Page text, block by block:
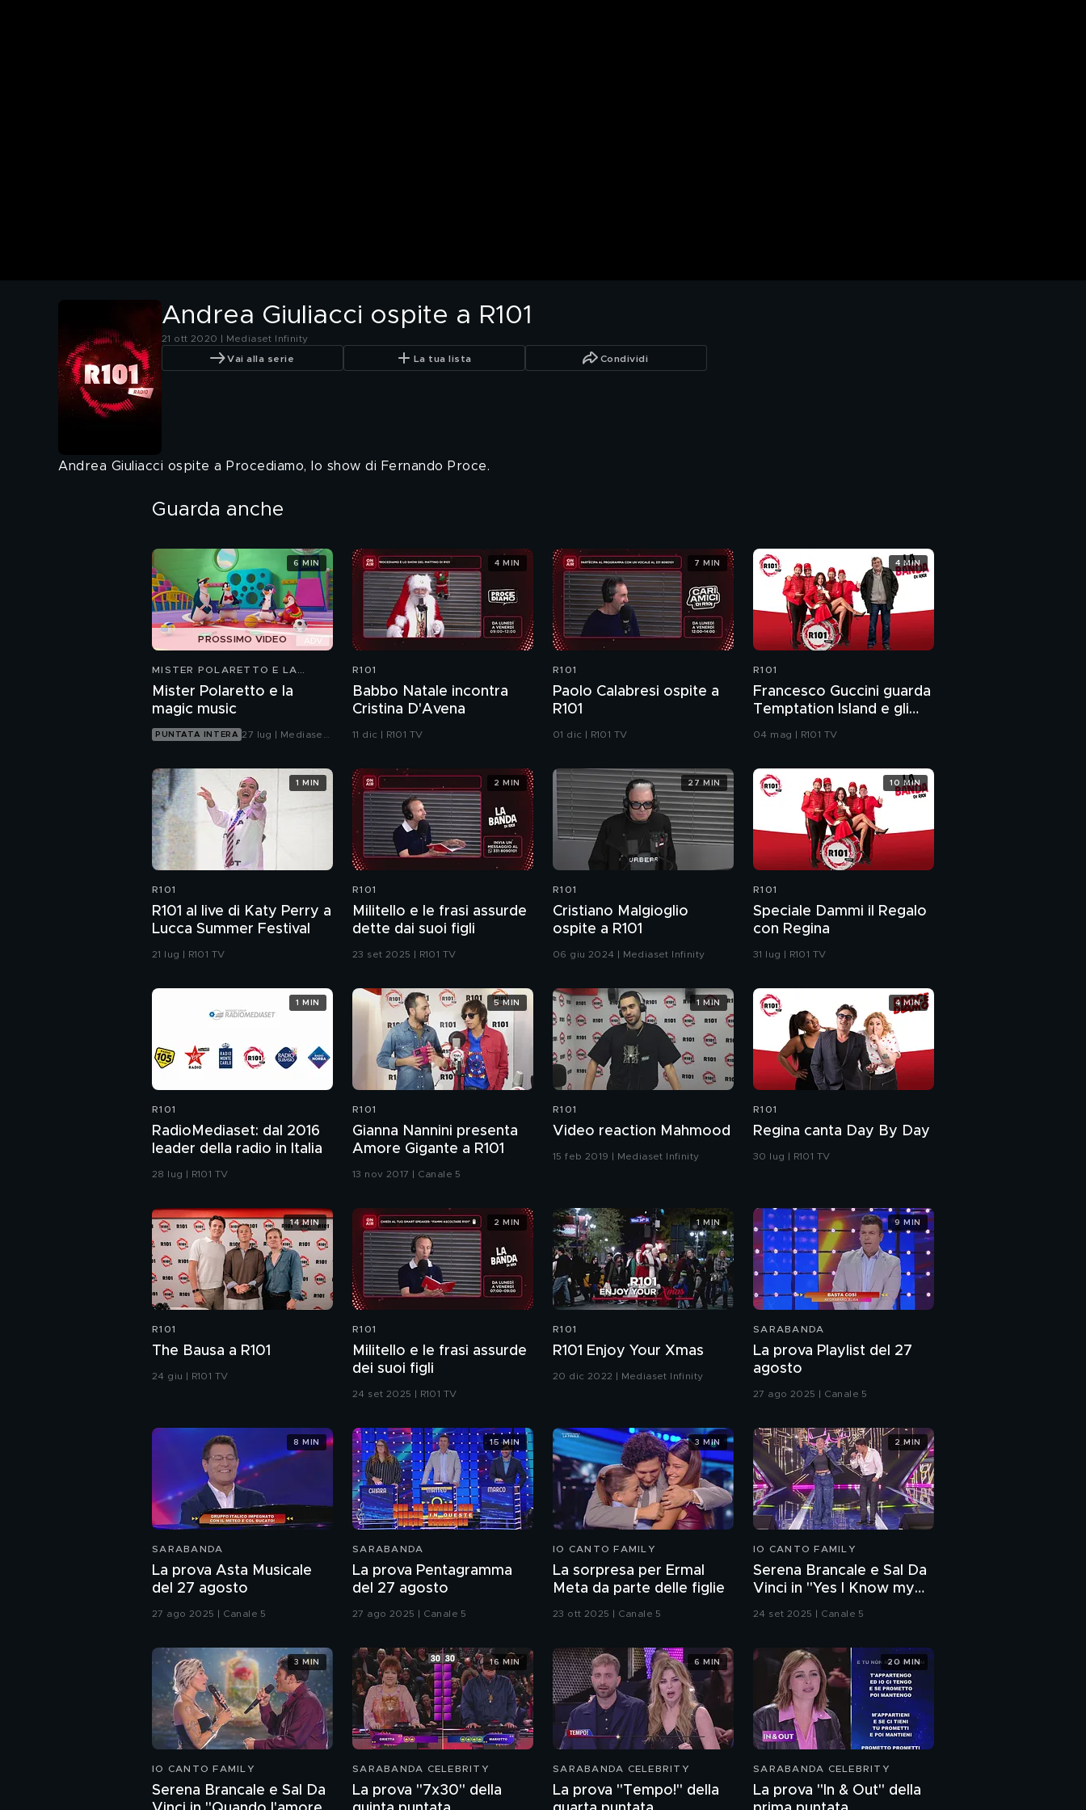
Andrea Giuliacci ospite a R101
21 ott 2020 | Mediaset Infinity
Vai alla serie La tua lista Condividi
Andrea Giuliacci ospite a Procediamo, lo show di Fernando Proce.
Guarda anche
PROSSIMO VIDEO
MISTER POLARETTO E LA
Mister Polaretto e la
magic music
PUNTATA INTERA 27 lug | Mediaset
6 MIN
R101
Babbo Natale incontra
Cristina D'Avena
11 dic | R101 TV
4 MIN
R101
Paolo Calabresi ospite a
R101
01 dic | R101 TV
7 MIN
R101
Francesco Guccini guarda
Temptation Island e gli
dedica una canzone
04 mag | R101 TV
4 MIN
R101
R101 al live di Katy Perry a
Lucca Summer Festival
21 lug | R101 TV
1 MIN
R101
Militello e le frasi assurde
dette dai suoi figli
23 set 2025 | R101 TV
2 MIN
R101
Cristiano Malgioglio
ospite a R101
06 giu 2024 | Mediaset Infinity
27 MIN
R101
Speciale Dammi il Regalo
con Regina
31 lug | R101 TV
10 MIN
R101
RadioMediaset: dal 2016
leader della radio in Italia
28 lug | R101 TV
1 MIN
R101
Gianna Nannini presenta
Amore Gigante a R101
13 nov 2017 | Canale 5
5 MIN
R101
Video reaction Mahmood
15 feb 2019 | Mediaset Infinity
1 MIN
R101
Regina canta Day By Day
30 lug | R101 TV
4 MIN
R101
The Bausa a R101
24 giu | R101 TV
14 MIN
R101
Militello e le frasi assurde
dei suoi figli
24 set 2025 | R101 TV
2 MIN
R101
R101 Enjoy Your Xmas
20 dic 2022 | Mediaset Infinity
1 MIN
SARABANDA
La prova Playlist del 27
agosto
27 ago 2025 | Canale 5
9 MIN
SARABANDA
La prova Asta Musicale
del 27 agosto
27 ago 2025 | Canale 5
8 MIN
SARABANDA
La prova Pentagramma
del 27 agosto
27 ago 2025 | Canale 5
15 MIN
IO CANTO FAMILY
La sorpresa per Ermal
Meta da parte delle figlie
23 ott 2025 | Canale 5
3 MIN
IO CANTO FAMILY
Serena Brancale e Sal Da
Vinci in "Yes I Know my
24 set 2025 | Canale 5
2 MIN
IO CANTO FAMILY
Serena Brancale e Sal Da
3 MIN
SARABANDA CELEBRITY
La prova "7x30" della
16 MIN
SARABANDA CELEBRITY
La prova "Tempo!" della
6 MIN
SARABANDA CELEBRITY
La prova "In & Out" della
20 MIN